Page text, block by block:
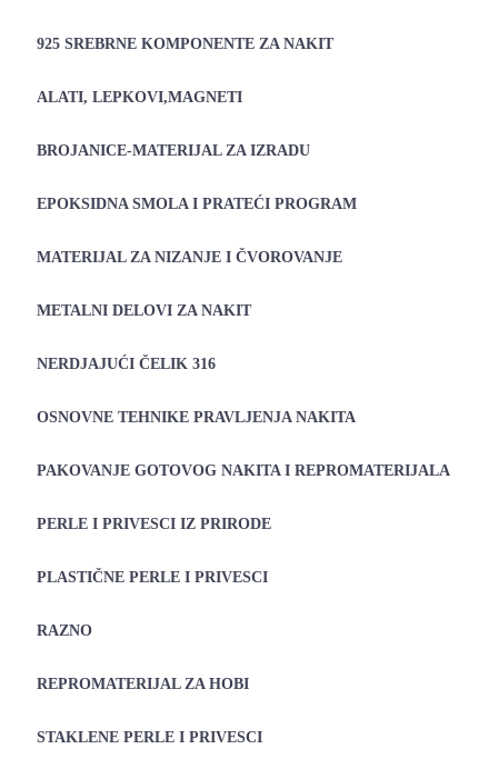
925 SREBRNE KOMPONENTE ZA NAKIT
ALATI, LEPKOVI,MAGNETI
BROJANICE-MATERIJAL ZA IZRADU
EPOKSIDNA SMOLA I PRATEĆI PROGRAM
MATERIJAL ZA NIZANJE I ČVOROVANJE
METALNI DELOVI ZA NAKIT
NERDJAJUĆI ČELIK 316
OSNOVNE TEHNIKE PRAVLJENJA NAKITA
PAKOVANJE GOTOVOG NAKITA I REPROMATERIJALA
PERLE I PRIVESCI IZ PRIRODE
PLASTIČNE PERLE I PRIVESCI
RAZNO
REPROMATERIJAL ZA HOBI
STAKLENE PERLE I PRIVESCI